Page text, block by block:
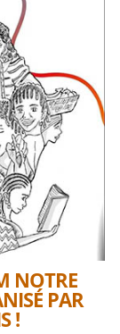
NOTRE
PAR
!